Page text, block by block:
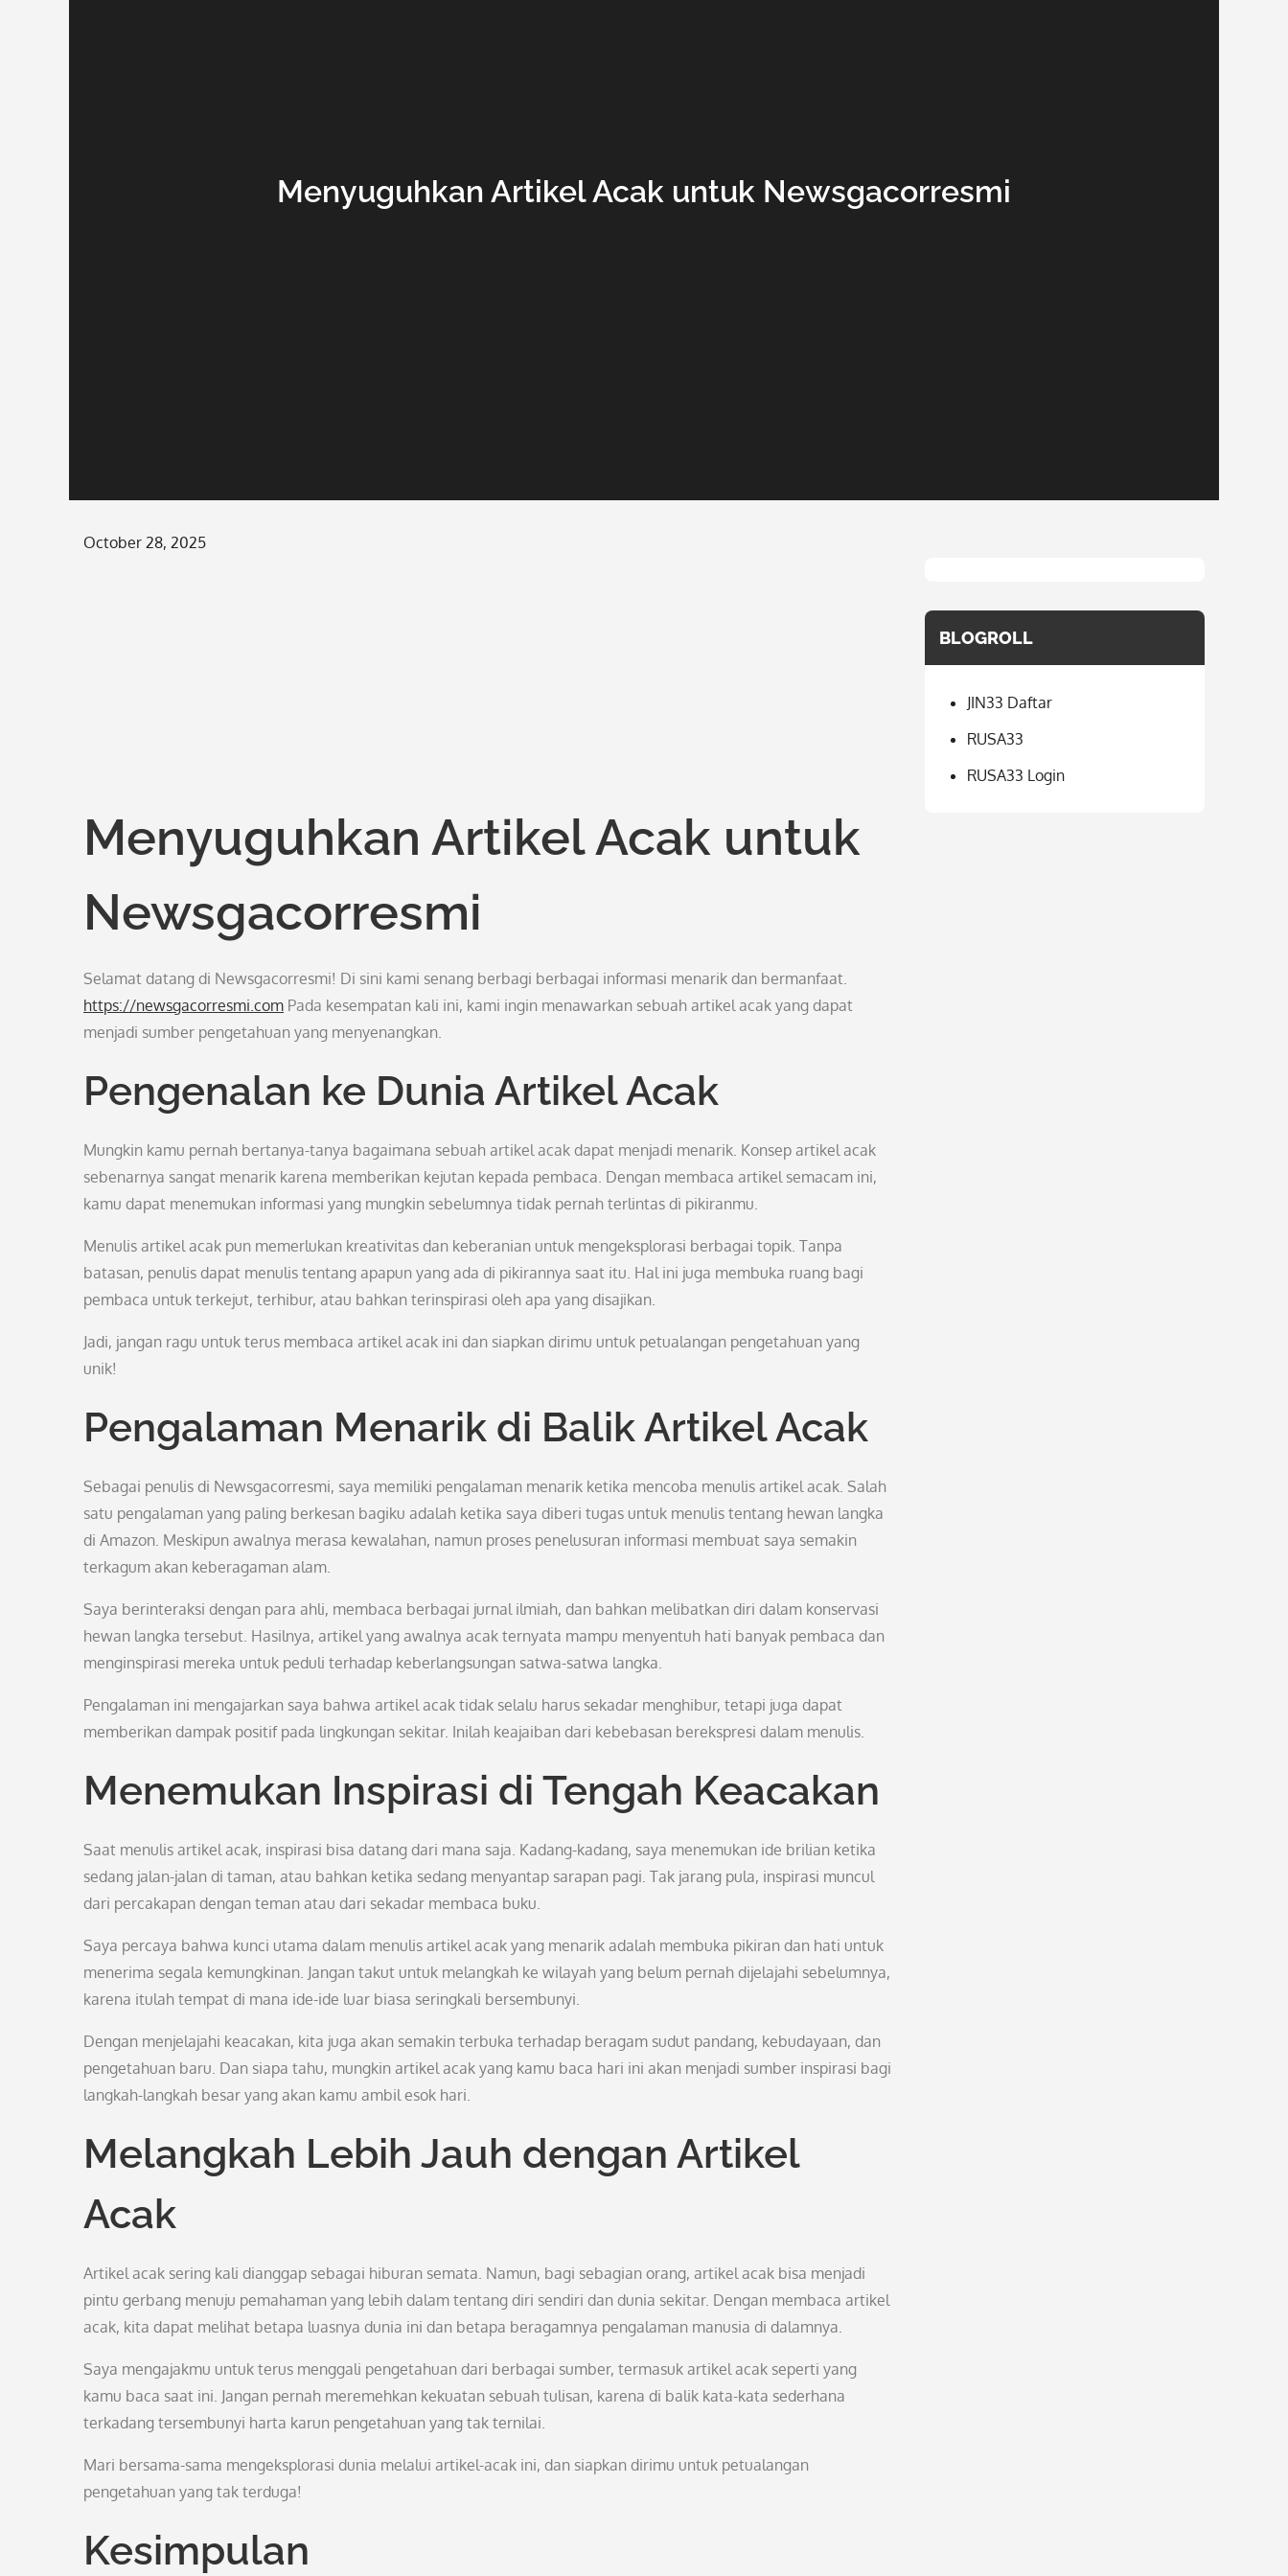
Menyuguhkan Artikel Acak untuk Newsgacorresmi
Posted
October 28, 2025
Menyuguhkan Artikel Acak untuk
Newsgacorresmi
Selamat datang di Newsgacorresmi! Di sini kami senang berbagi berbagai informasi menarik dan bermanfaat.
https://newsgacorresmi.com Pada kesempatan kali ini, kami ingin menawarkan sebuah artikel acak yang dapat
menjadi sumber pengetahuan yang menyenangkan.
Pengenalan ke Dunia Artikel Acak
Mungkin kamu pernah bertanya-tanya bagaimana sebuah artikel acak dapat menjadi menarik. Konsep artikel acak
sebenarnya sangat menarik karena memberikan kejutan kepada pembaca. Dengan membaca artikel semacam ini,
kamu dapat menemukan informasi yang mungkin sebelumnya tidak pernah terlintas di pikiranmu.
Menulis artikel acak pun memerlukan kreativitas dan keberanian untuk mengeksplorasi berbagai topik. Tanpa
batasan, penulis dapat menulis tentang apapun yang ada di pikirannya saat itu. Hal ini juga membuka ruang bagi
pembaca untuk terkejut, terhibur, atau bahkan terinspirasi oleh apa yang disajikan.
Jadi, jangan ragu untuk terus membaca artikel acak ini dan siapkan dirimu untuk petualangan pengetahuan yang
unik!
Pengalaman Menarik di Balik Artikel Acak
Sebagai penulis di Newsgacorresmi, saya memiliki pengalaman menarik ketika mencoba menulis artikel acak. Salah
satu pengalaman yang paling berkesan bagiku adalah ketika saya diberi tugas untuk menulis tentang hewan langka
di Amazon. Meskipun awalnya merasa kewalahan, namun proses penelusuran informasi membuat saya semakin
terkagum akan keberagaman alam.
Saya berinteraksi dengan para ahli, membaca berbagai jurnal ilmiah, dan bahkan melibatkan diri dalam konservasi
hewan langka tersebut. Hasilnya, artikel yang awalnya acak ternyata mampu menyentuh hati banyak pembaca dan
menginspirasi mereka untuk peduli terhadap keberlangsungan satwa-satwa langka.
Pengalaman ini mengajarkan saya bahwa artikel acak tidak selalu harus sekadar menghibur, tetapi juga dapat
memberikan dampak positif pada lingkungan sekitar. Inilah keajaiban dari kebebasan berekspresi dalam menulis.
Menemukan Inspirasi di Tengah Keacakan
Saat menulis artikel acak, inspirasi bisa datang dari mana saja. Kadang-kadang, saya menemukan ide brilian ketika
sedang jalan-jalan di taman, atau bahkan ketika sedang menyantap sarapan pagi. Tak jarang pula, inspirasi muncul
dari percakapan dengan teman atau dari sekadar membaca buku.
Saya percaya bahwa kunci utama dalam menulis artikel acak yang menarik adalah membuka pikiran dan hati untuk
menerima segala kemungkinan. Jangan takut untuk melangkah ke wilayah yang belum pernah dijelajahi sebelumnya,
karena itulah tempat di mana ide-ide luar biasa seringkali bersembunyi.
Dengan menjelajahi keacakan, kita juga akan semakin terbuka terhadap beragam sudut pandang, kebudayaan, dan
pengetahuan baru. Dan siapa tahu, mungkin artikel acak yang kamu baca hari ini akan menjadi sumber inspirasi bagi
langkah-langkah besar yang akan kamu ambil esok hari.
Melangkah Lebih Jauh dengan Artikel
Acak
Artikel acak sering kali dianggap sebagai hiburan semata. Namun, bagi sebagian orang, artikel acak bisa menjadi
pintu gerbang menuju pemahaman yang lebih dalam tentang diri sendiri dan dunia sekitar. Dengan membaca artikel
acak, kita dapat melihat betapa luasnya dunia ini dan betapa beragamnya pengalaman manusia di dalamnya.
Saya mengajakmu untuk terus menggali pengetahuan dari berbagai sumber, termasuk artikel acak seperti yang
kamu baca saat ini. Jangan pernah meremehkan kekuatan sebuah tulisan, karena di balik kata-kata sederhana
terkadang tersembunyi harta karun pengetahuan yang tak ternilai.
Mari bersama-sama mengeksplorasi dunia melalui artikel-acak ini, dan siapkan dirimu untuk petualangan
pengetahuan yang tak terduga!
Kesimpulan
BLOGROLL
JIN33 Daftar
RUSA33
RUSA33 Login